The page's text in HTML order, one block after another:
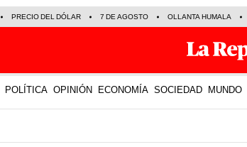
PRECIO DEL DÓLAR 7 DE AGOSTO OLLANTA HUMALA
POLÍTICA OPINIÓN ECONOMÍA SOCIEDAD MUNDO